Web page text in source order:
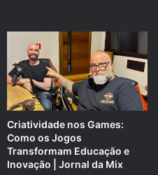
Criatividade nos Games:
Como os Jogos
Transformam Educação e
Inovação | Jornal da Mix